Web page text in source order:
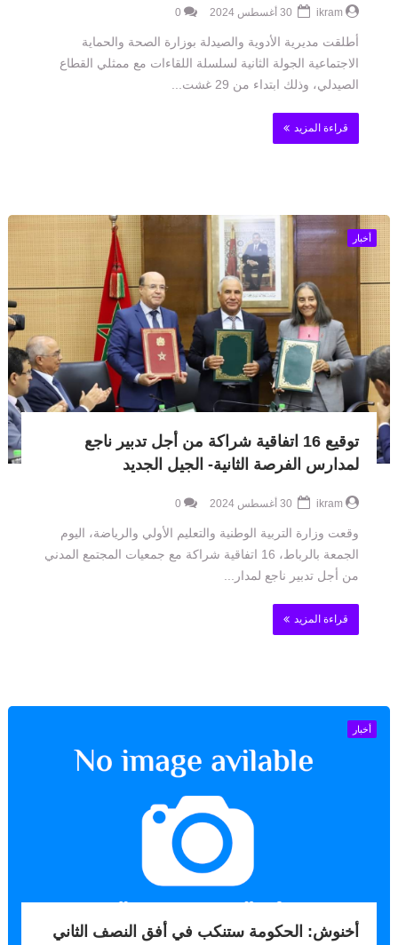
ikram
0
أطلقت مديرية الأدوية والصيدلة بوزارة الصحة والحماية
الاجتماعية الجولة الثانية لسلسلة اللقاءات مع ممثلي القطاع
الصيدلي، وذلك ابتداء من 29 غشت...
قراءة المزيد
أخبار
توقيع 16 اتفاقية شراكة من أجل تدبير ناجع
لمدارس الفرصة الثانية- الجيل الجديد
ikram
0
وقعت وزارة التربية الوطنية والتعليم الأولي والرياضة، اليوم
الجمعة بالرباط، 16 اتفاقية شراكة مع جمعيات المجتمع المدني
من أجل تدبير ناجع لمدار...
قراءة المزيد
أخبار
أخنوش: الحكومة ستنكب في أفق النصف الثاني